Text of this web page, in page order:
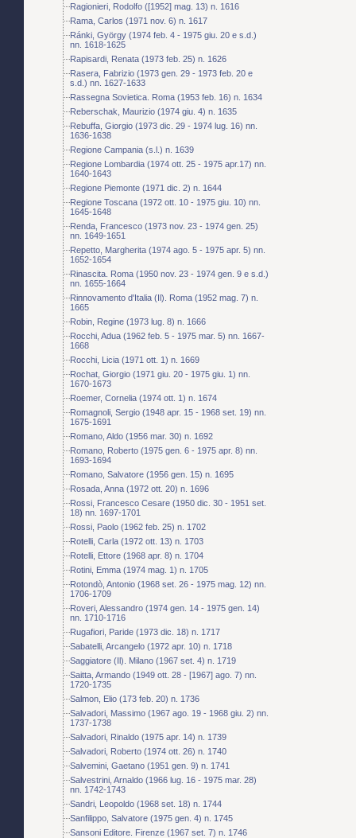
Ragionieri, Rodolfo ([1952] mag. 13) n. 1616
Rama, Carlos (1971 nov. 6) n. 1617
Ránki, György (1974 feb. 4 - 1975 giu. 20 e s.d.)
nn. 1618-1625
Rapisardi, Renata (1973 feb. 25) n. 1626
Rasera, Fabrizio (1973 gen. 29 - 1973 feb. 20 e
s.d.) nn. 1627-1633
Rassegna Sovietica. Roma (1953 feb. 16) n. 1634
Reberschak, Maurizio (1974 giu. 4) n. 1635
Rebuffa, Giorgio (1973 dic. 29 - 1974 lug. 16) nn.
1636-1638
Regione Campania (s.l.) n. 1639
Regione Lombardia (1974 ott. 25 - 1975 apr.17) nn.
1640-1643
Regione Piemonte (1971 dic. 2) n. 1644
Regione Toscana (1972 ott. 10 - 1975 giu. 10) nn.
1645-1648
Renda, Francesco (1973 nov. 23 - 1974 gen. 25)
nn. 1649-1651
Repetto, Margherita (1974 ago. 5 - 1975 apr. 5) nn.
1652-1654
Rinascita. Roma (1950 nov. 23 - 1974 gen. 9 e s.d.)
nn. 1655-1664
Rinnovamento d'Italia (Il). Roma (1952 mag. 7) n.
1665
Robin, Regine (1973 lug. 8) n. 1666
Rocchi, Adua (1962 feb. 5 - 1975 mar. 5) nn. 1667-
1668
Rocchi, Licia (1971 ott. 1) n. 1669
Rochat, Giorgio (1971 giu. 20 - 1975 giu. 1) nn.
1670-1673
Roemer, Cornelia (1974 ott. 1) n. 1674
Romagnoli, Sergio (1948 apr. 15 - 1968 set. 19) nn.
1675-1691
Romano, Aldo (1956 mar. 30) n. 1692
Romano, Roberto (1975 gen. 6 - 1975 apr. 8) nn.
1693-1694
Romano, Salvatore (1956 gen. 15) n. 1695
Rosada, Anna (1972 ott. 20) n. 1696
Rossi, Francesco Cesare (1950 dic. 30 - 1951 set.
18) nn. 1697-1701
Rossi, Paolo (1962 feb. 25) n. 1702
Rotelli, Carla (1972 ott. 13) n. 1703
Rotelli, Ettore (1968 apr. 8) n. 1704
Rotini, Emma (1974 mag. 1) n. 1705
Rotondò, Antonio (1968 set. 26 - 1975 mag. 12) nn.
1706-1709
Roveri, Alessandro (1974 gen. 14 - 1975 gen. 14)
nn. 1710-1716
Rugafiori, Paride (1973 dic. 18) n. 1717
Sabatelli, Arcangelo (1972 apr. 10) n. 1718
Saggiatore (Il). Milano (1967 set. 4) n. 1719
Saitta, Armando (1949 ott. 28 - [1967] ago. 7) nn.
1720-1735
Salmon, Elio (173 feb. 20) n. 1736
Salvadori, Massimo (1967 ago. 19 - 1968 giu. 2) nn.
1737-1738
Salvadori, Rinaldo (1975 apr. 14) n. 1739
Salvadori, Roberto (1974 ott. 26) n. 1740
Salvemini, Gaetano (1951 gen. 9) n. 1741
Salvestrini, Arnaldo (1966 lug. 16 - 1975 mar. 28)
nn. 1742-1743
Sandri, Leopoldo (1968 set. 18) n. 1744
Sanfilippo, Salvatore (1975 gen. 4) n. 1745
Sansoni Editore. Firenze (1967 set. 7) n. 1746